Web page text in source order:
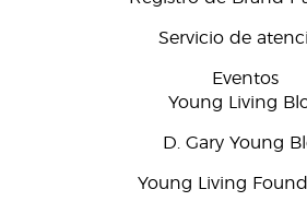
Servicio de
Eventos
Young Living
D. Gary Young
Young Living